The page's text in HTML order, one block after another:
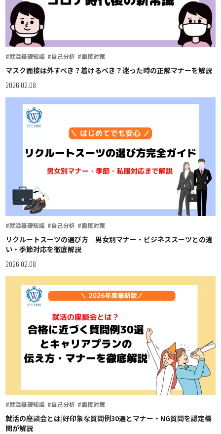
#就活基礎知識 #自己分析 #面接対策
マスク面接は外すべき？着けるべき？迷った時の正解マナーを解説
2026.02.08
#就活基礎知識 #自己分析 #面接対策
リクルートスーツの選び方｜男女別マナー・ビジネススーツとの違
い・季節対応を徹底解説
2026.02.08
#就活基礎知識 #自己分析 #面接対策
就活の座談会とは|好印象な質問例30選とマナー・NG質問を認定機
関が解説